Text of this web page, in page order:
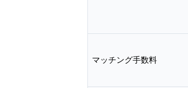
マッチング手数料